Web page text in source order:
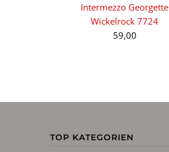
Intermezzo Georgette
Wickelrock 7724
59,00
TOP KATEGORIEN